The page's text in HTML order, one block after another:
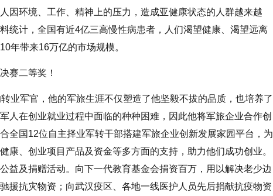
因环境、工作、精神上的压力，造成亚健康状态的人群越来越
统计，全国有近4亿三高慢性病患者，人们渴望健康、渴望远离
年带来16万亿的市场规模。
业军官，他的军旅生涯不仅塑造了他坚毅不拔的品质，也培养了
人在创业就业过程中面临的种种困难，因此他将军旅企业合作创
全国12位自主择业军转干部搭建军旅企业创新发展家园平台，为
康、创业项目产品及资金等多方面的支持，助力他们成功创业。
益及捐赠活动。向下一代教育基金会捐资百万，用以解决老少边
援抗灾物资；向武汉疫区、各地一线医护人员先后捐献抗疫物资